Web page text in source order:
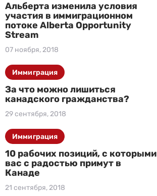
Альберта изменила условия
участия в иммиграционном
потоке Alberta Opportunity
Stream
07 ноября, 2018
За что можно лишиться
канадского гражданства?
29 сентября, 2018
Иммиграция
10 рабочих позиций, с которыми
вас с радостью примут в
Канаде
21 сентября, 2018
Иммиграция